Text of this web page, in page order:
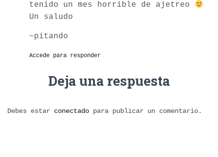
tenido un mes horrible de ajetreo
Un saludo
~pitando
Accede para responder
Deja una respuesta
Debes estar conectado para publicar un comentario.